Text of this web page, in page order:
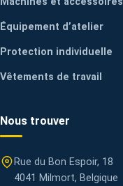
Équipement d’atelier
Protection individuelle
Vêtements de travail
Nous trouver
Rue du Bon Espoir, 18
4041 Milmort, Belgique